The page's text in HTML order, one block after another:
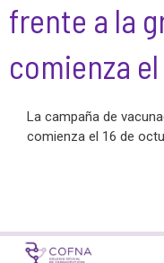
frente a la
comienza
La campaña de
comienza el 16 de